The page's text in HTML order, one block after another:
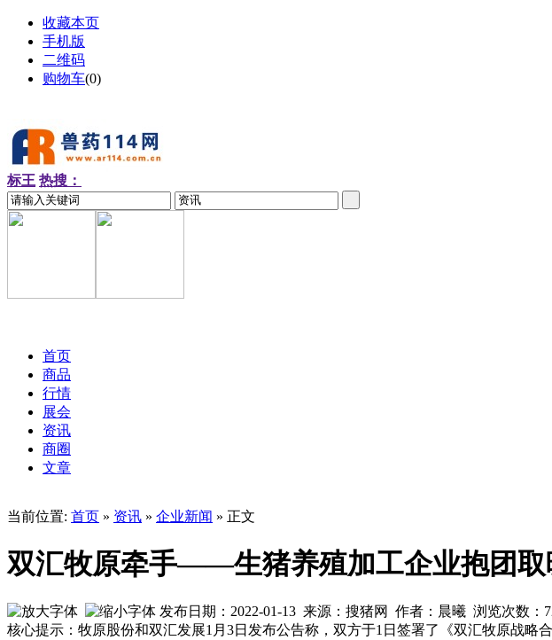
收藏本页
手机版
二维码
购物车(0)
标王 热搜：
首页
商品
行情
展会
资讯
商圈
文章
当前位置: 首页 » 资讯 » 企业新闻 » 正文
双汇牧原牵手——生猪养殖加工企业抱团取
发布日期：2022-01-13 来源：搜猪网 作者：晨曦 浏览次数：
核心提示：牧原股份和双汇发展1月3日发布公告称，双方于1日签署了《双汇牧原战